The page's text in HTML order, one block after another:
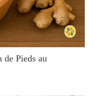
de Pieds au